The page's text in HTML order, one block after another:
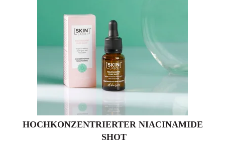
HOCHKONZENTRIERTER NIACINAMIDE
SHOT